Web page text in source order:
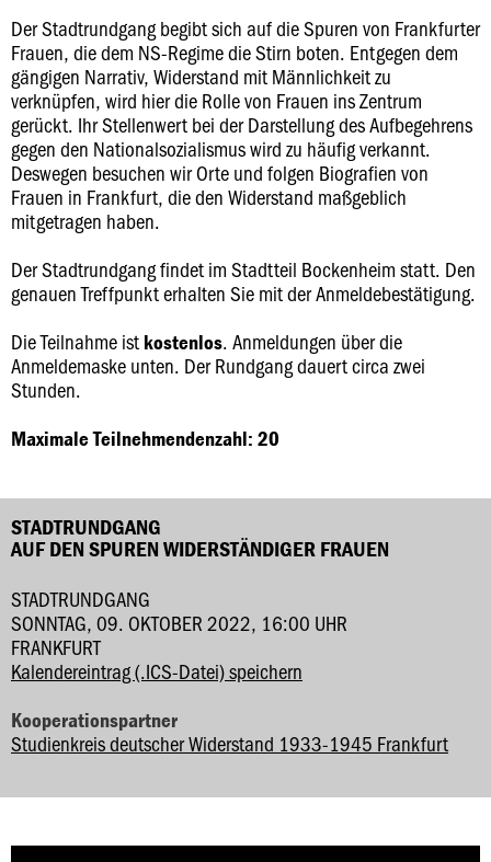
Der Stadtrundgang begibt sich auf die Spuren von Frankfurter
Frauen, die dem NS-Regime die Stirn boten. Entgegen dem
gängigen Narrativ, Widerstand mit Männlichkeit zu
verknüpfen, wird hier die Rolle von Frauen ins Zentrum
gerückt. Ihr Stellenwert bei der Darstellung des Aufbegehrens
gegen den Nationalsozialismus wird zu häufig verkannt.
Deswegen besuchen wir Orte und folgen Biografien von
Frauen in Frankfurt, die den Widerstand maßgeblich
mitgetragen haben.
Der Stadtrundgang findet im Stadtteil Bockenheim statt. Den
genauen Treffpunkt erhalten Sie mit der Anmeldebestätigung.
Die Teilnahme ist kostenlos. Anmeldungen über die
Anmeldemaske unten. Der Rundgang dauert circa zwei
Stunden.
Maximale Teilnehmendenzahl: 20
STADTRUNDGANG
AUF DEN SPUREN WIDERSTÄNDIGER FRAUEN
STADTRUNDGANG
SONNTAG, 09. OKTOBER 2022, 16:00 UHR
FRANKFURT
Kalendereintrag (.ICS-Datei) speichern
Kooperationspartner
Studienkreis deutscher Widerstand 1933-1945 Frankfurt